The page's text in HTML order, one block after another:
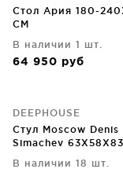
Стол Ария 180-
CM
В наличии 1 шт.
64 950 руб
DEEPHOUSE
Стул Moscow Denis
Simachev
В наличии 18 шт.